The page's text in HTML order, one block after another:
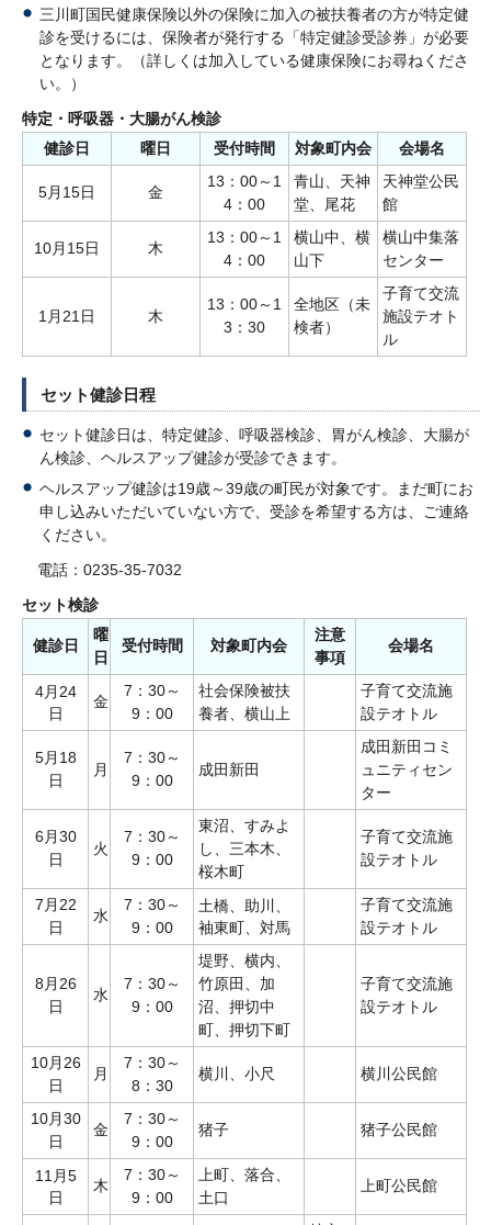
三川町国民健康保険以外の保険に加入の被扶養者の方が特定健
診を受けるには、保険者が発行する「特定健診受診券」が必要
となります。（詳しくは加入している健康保険にお尋ねくださ
い。）
特定・呼吸器・大腸がん検診
健診日
曜日 受付時間 対象町内会 会場名
5月15日 金
13：00～1
4：00
青山、天神
堂、尾花
天神堂公民
館
10月15日 木
13：00～1
4：00
横山中、横
山下
横山中集落
センター
1月21日 木
13：00～1
3：30
全地区（未
検者）
子育て交流
施設テオト
ル
セット健診日程
セット健診日は、特定健診、呼吸器検診、胃がん検診、大腸が
ん検診、ヘルスアップ健診が受診できます。
ヘルスアップ健診は19歳～39歳の町民が対象です。まだ町にお
申し込みいただいていない方で、受診を希望する方は、ご連絡
ください。
電話：0235-35-7032
セット検診
健診日
曜
日
受付時間 対象町内会
注意
事項
会場名
4月24
日
金
7：30～
9：00
社会保険被扶
養者、横山上
子育て交流施
設テオトル
5月18
日
月
7：30～
9：00
成田新田
成田新田コミ
ュニティセン
ター
6月30
日
火
7：30～
9：00
東沼、すみよ
し、三本木、
桜木町
子育て交流施
設テオトル
7月22
日
水
7：30～
9：00
土橋、助川、
袖東町、対馬
子育て交流施
設テオトル
8月26
日
水
7：30～
9：00
堤野、横内、
竹原田、加
沼、押切中
町、押切下町
子育て交流施
設テオトル
10月26
日
月
7：30～
8：30
横川、小尺 横川公民館
10月30
日
金
7：30～
9：00
猪子 猪子公民館
11月5
日
木
7：30～
9：00
上町、落合、
土口
上町公民館